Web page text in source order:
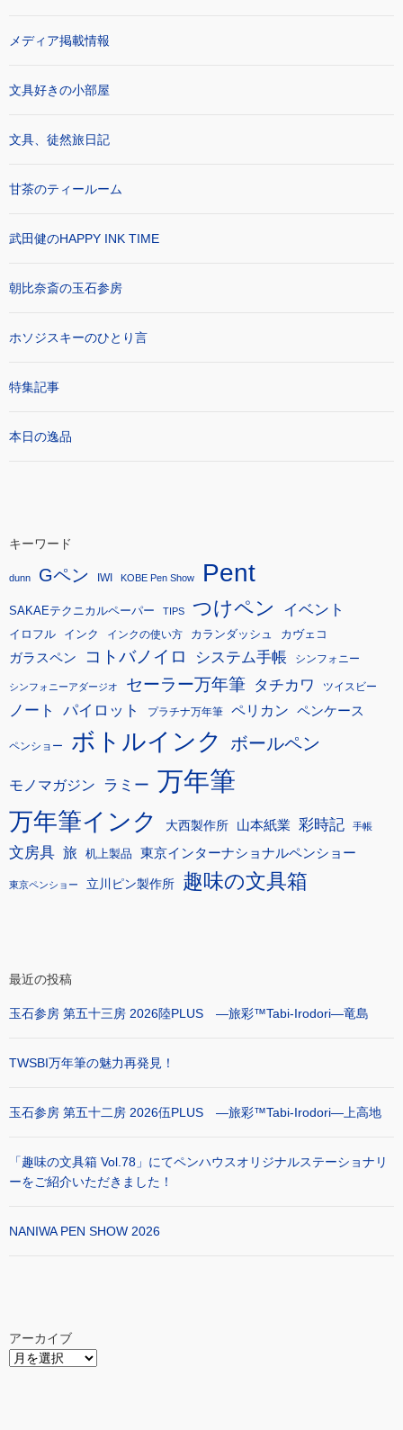
メディア掲載情報
文具好きの小部屋
文具、徒然旅日記
甘茶のティールーム
武田健のHAPPY INK TIME
朝比奈斎の玉石参房
ホソジスキーのひとり言
特集記事
本日の逸品
キーワード
dunn Gペン IWI KOBE Pen Show Pent
SAKAEテクニカルペーパー TIPS つけペン イベント
イロフル インク インクの使い方 カランダッシュ カヴェコ
ガラスペン コトバノイロ システム手帳 シンフォニー
シンフォニーアダージオ セーラー万年筆 タチカワ ツイスビー
ノート パイロット プラチナ万年筆 ペリカン ペンケース
ペンショー ボトルインク ボールペン
モノマガジン ラミー 万年筆
万年筆インク 大西製作所 山本紙業 彩時記 手帳
文房具 旅 机上製品 東京インターナショナルペンショー
東京ペンショー 立川ピン製作所 趣味の文具箱
最近の投稿
玉石参房 第五十三房 2026陸PLUS ―旅彩™Tabi-Irodori―竜島
TWSBI万年筆の魅力再発見！
玉石参房 第五十二房 2026伍PLUS ―旅彩™Tabi-Irodori―上高地
「趣味の文具箱 Vol.78」にてペンハウスオリジナルステーショナリ
ーをご紹介いただきました！
NANIWA PEN SHOW 2026
アーカイブ